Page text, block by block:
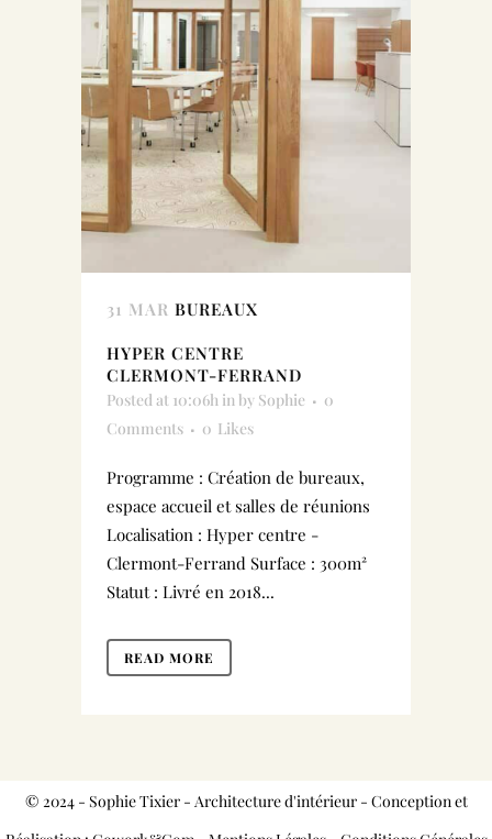
31 MAR BUREAUX
HYPER CENTRE
CLERMONT-FERRAND
Posted at 10:06h inby Sophie
0
Comments
0 Likes
Programme : Création de bureaux,
espace accueil et salles de réunions
Localisation : Hyper centre -
Clermont-Ferrand Surface : 300m²
Statut : Livré en 2018...
READ MORE
© 2024 - Sophie Tixier - Architecture d'intérieur - Conception et